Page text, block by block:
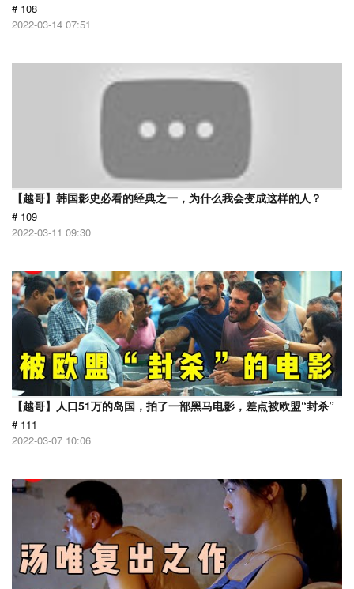
# 108
2022-03-14 07:51
【越哥】韩国影史必看的经典之一，为什么我会变成这样的人？
# 109
2022-03-11 09:30
【越哥】人口51万的岛国，拍了一部黑马电影，差点被欧盟“封杀”
# 111
2022-03-07 10:06